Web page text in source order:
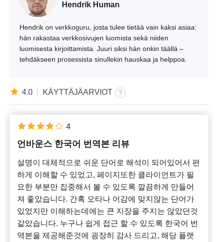
Hendrik Human
Hendrik on verkkoguru, josta tulee tietää vain kaksi asiaa:
hän rakastaa verkkosivujen luomista sekä niiden
luomisesta kirjoittamista. Juuri siksi hän onkin täällä –
tehdäkseen prosessista sinullekin hauskaa ja helppoa.
4.0 KÄYTTÄJÄARVIOT
언바운스 한국어 번역본 리뷰
설명이 대체적으로 쉬운 단어로 해석이 되어있어서 편
하게 이해할 수 있었고, 페이지또한 클라이언트가 필
요한 부분만 집중해서 볼 수 있도록 깔끔하게 만들어
져 좋았습니다. 간혹 오타나 어감에 맞지않는 단어가
있었지만 이해하는데에는 큰 지장을 주지는 않았던것
같았습니다. 누구나 쉽게 접근 할 수 있도록 한국어 번
역본을 제공해준것에 굉장히 감사 드리고, 해당 플랫
4